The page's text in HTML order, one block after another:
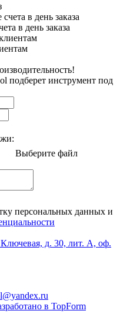
в день заказа
подберет инструмент под
Выберите файл
персональных данных и
д. 30, лит. А, оф.
в TopForm